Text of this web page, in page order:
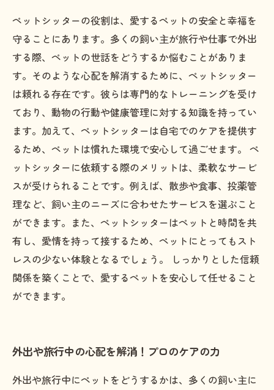
ペットシッターの役割は、愛するペットの安全と幸福を
守ることにあります。多くの飼い主が旅行や仕事で外出
する際、ペットの世話をどうするか悩むことがありま
す。そのような心配を解消するために、ペットシッター
は頼れる存在です。彼らは専門的なトレーニングを受け
ており、動物の行動や健康管理に対する知識を持ってい
ます。加えて、ペットシッターは自宅でのケアを提供す
るため、ペットは慣れた環境で安心して過ごせます。 ペ
ットシッターに依頼する際のメリットは、柔軟なサービ
スが受けられることです。例えば、散歩や食事、投薬管
理など、飼い主のニーズに合わせたサービスを選ぶこと
ができます。また、ペットシッターはペットと時間を共
有し、愛情を持って接するため、ペットにとってもスト
レスの少ない体験となるでしょう。 しっかりとした信頼
関係を築くことで、愛するペットを安心して任せること
ができます。
外出や旅行中の心配を解消！プロのケアの力
外出や旅行中にペットをどうするかは、多くの飼い主に